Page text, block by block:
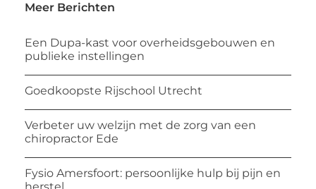
Meer Berichten
Een Dupa-kast voor overheidsgebouwen en
publieke instellingen
Goedkoopste Rijschool Utrecht
Verbeter uw welzijn met de zorg van een
chiropractor Ede
Fysio Amersfoort: persoonlijke hulp bij pijn en